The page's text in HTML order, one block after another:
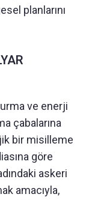
planlarını
ve enerji
çabalarına
bir misilleme
göre
askeri
amacıyla,